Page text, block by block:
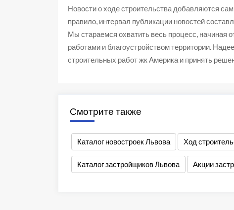
Новости о ходе строительства добавляются
правило, интервал публикации новостей
Мы стараемся охватить весь процесс, начиная
работами и благоустройством территории.
строительных работ жк Америка и принять
Смотрите также
Каталог новостроек Львова Ход
Каталог застройщиков Львова Акции